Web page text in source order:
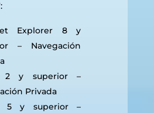
Explorer 8 y
– Navegación
2 y superior –
Privada
5 y superior –